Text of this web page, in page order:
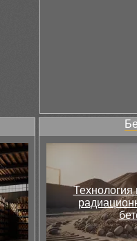
Технология